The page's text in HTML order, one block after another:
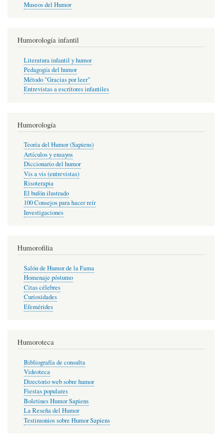
Museos del Humor
Humorología infantil
Literatura infantil y humor
Pedagogía del humor
Método "Gracias por leer"
Entrevistas a escritores infantiles
Humorología
Teoría del Humor (Sapiens)
Artículos y ensayos
Diccionario del humor
Vis a vis (entrevistas)
Risoterapia
El bufón ilustrado
100 Consejos para hacer reír
Investigaciones
Humorofilia
Salón de Humor de la Fama
Homenaje póstumo
Citas célebres
Curiosidades
Efemérides
Humoroteca
Bibliografía de consulta
Videoteca
Directorio web sobre humor
Fiestas populares
Boletines Humor Sapiens
La Reseña del Humor
Testimonios sobre Humor Sapiens